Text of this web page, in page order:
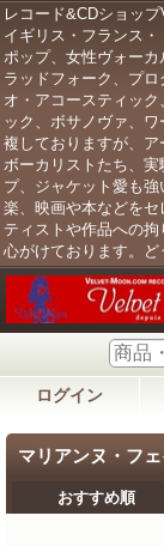
レコード&CDショッ
イギリス・フランス
ポップ、女性ヴォー
ラッドフォーク、プ
オ・アコースティッ
ック、ボサノヴァ、
複しておりますが、
ボーカリストたち、
プ、ジャケット愛も
楽、映画や本などを
ティストや作品への
心がけております。ど
ログイン
マリアンヌ・フ
おすすめ順